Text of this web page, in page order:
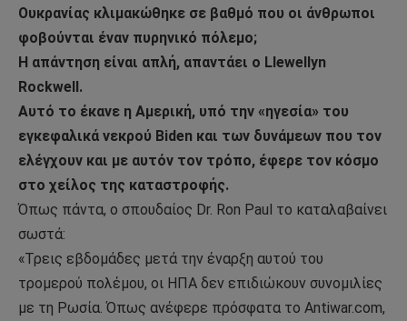
Ουκρανίας κλιμακώθηκε σε βαθμό που οι άνθρωποι
φοβούνται έναν πυρηνικό πόλεμο;
Η απάντηση είναι απλή, απαντάει ο Llewellyn
Rockwell.
Αυτό το έκανε η Αμερική, υπό την «ηγεσία» του
εγκεφαλικά νεκρού Biden και των δυνάμεων που τον
ελέγχουν και με αυτόν τον τρόπο, έφερε τον κόσμο
στο χείλος της καταστροφής.
Όπως πάντα, ο σπουδαίος Dr. Ron Paul το καταλαβαίνει
σωστά:
«Τρεις εβδομάδες μετά την έναρξη αυτού του
τρομερού πολέμου, οι ΗΠΑ δεν επιδιώκουν συνομιλίες
με τη Ρωσία. Όπως ανέφερε πρόσφατα το Antiwar.com,